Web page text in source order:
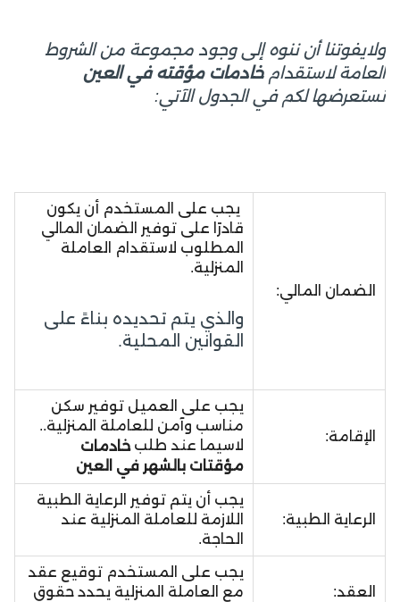
ولايفوتنا أن ننوه إلى وجود مجموعة من الشروط
العامة لاستقدامخادمات مؤقته في العين
نستعرضها لكم في الجدول الآتي:
الضمان المالي:
يجب على المستخدم أن يكون
قادرًا على توفير الضمان المالي
المطلوب لاستقدام العاملة
المنزلية.
والذي يتم تحديده بناءً على
القوانين المحلية.
الإقامة:
يجب على العميل توفير سكن
مناسب وآمن للعاملة المنزلية..
لاسيما عند طلبخادمات
مؤقتات بالشهر في العين
الرعاية الطبية:
يجب أن يتم توفير الرعاية الطبية
اللازمة للعاملة المنزلية عند
الحاجة.
العقد:
يجب على المستخدم توقيع عقد
مع العاملة المنزلية يحدد حقوق